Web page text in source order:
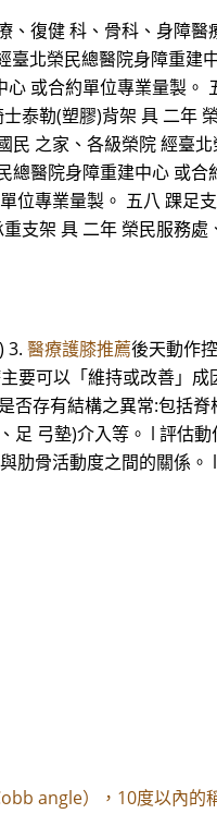
復健 科、骨科、身障醫
北榮民總醫院身障重建
或合約單位專業量製。
泰勒(塑膠)背架 具 二年
之家、各級榮院 經臺
醫院身障重建中心 或
位專業量製。 五八 踝足
支架 具 二年 榮民服務
3. 醫療護膝推薦後天動作
要可以「維持或改善」
否存有結構之異常:包括
弓墊)介入等。 l 評估
骨活動度之間的關係。
angle），10度以內